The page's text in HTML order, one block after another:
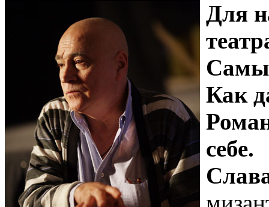
Для
Как
себе.